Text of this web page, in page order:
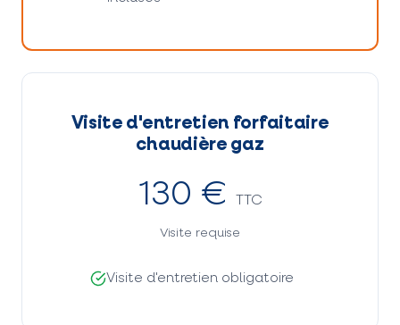
Visite d'entretien forfaitaire
chaudière gaz
130 € TTC
Visite requise
Visite d'entretien obligatoire